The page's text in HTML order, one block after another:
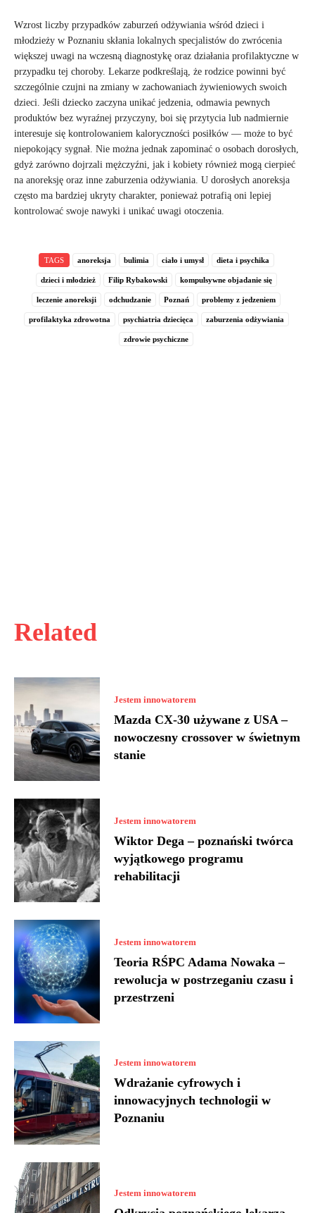
Related
Jestem innowatorem
Mazda CX-30 używane z USA –
nowoczesny crossover w świetnym
stanie
Jestem innowatorem
Wiktor Dega – poznański twórca
wyjątkowego programu
rehabilitacji
Jestem innowatorem
Teoria RŚPC Adama Nowaka –
rewolucja w postrzeganiu czasu i
przestrzeni
Jestem innowatorem
Wdrażanie cyfrowych i
innowacyjnych technologii w
Poznaniu
Jestem innowatorem
Wzrost liczby przypadków zaburzeń odżywiania wśród dzieci i
młodzieży w Poznaniu skłania lokalnych specjalistów do zwrócenia
większej uwagi na wczesną diagnostykę oraz działania profilaktyczne w
przypadku tej choroby. Lekarze podkreślają, że rodzice powinni być
szczególnie czujni na zmiany w zachowaniach żywieniowych swoich
dzieci. Jeśli dziecko zaczyna unikać jedzenia, odmawia pewnych
produktów bez wyraźnej przyczyny, boi się przytycia lub nadmiernie
interesuje się kontrolowaniem kaloryczności posiłków — może to być
niepokojący sygnał. Nie można jednak zapominać o osobach dorosłych,
gdyż zarówno dojrzali mężczyźni, jak i kobiety również mogą cierpieć
na anoreksję oraz inne zaburzenia odżywiania. U dorosłych anoreksja
często ma bardziej ukryty charakter, ponieważ potrafią oni lepiej
kontrolować swoje nawyki i unikać uwagi otoczenia.
TAGS anoreksja bulimia ciało i umysł dieta i psychika
dzieci i młodzież Filip Rybakowski kompulsywne objadanie się
leczenie anoreksji odchudzanie Poznań problemy z jedzeniem
profilaktyka zdrowotna psychiatria dziecięca zaburzenia odżywiania
zdrowie psychiczne